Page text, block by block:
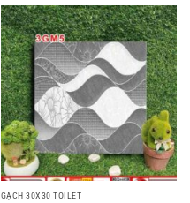
GẠCH 30X30 TOILET